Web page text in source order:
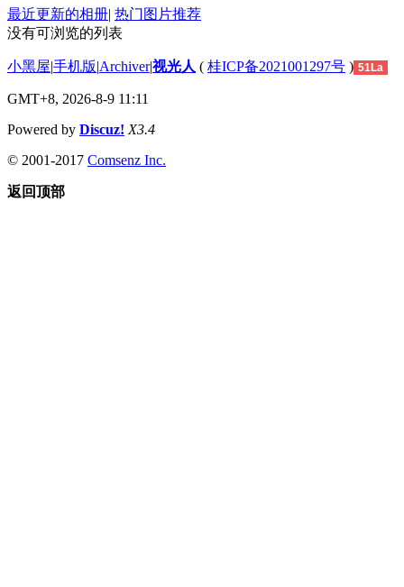
最近更新的相册| 热门图片推荐
没有可浏览的列表
小黑屋|手机版|Archiver|视光人 ( 桂ICP备2021001297号 ) 51La
GMT+8, 2026-8-9 11:11
Powered by Discuz! X3.4
© 2001-2017 Comsenz Inc.
返回顶部